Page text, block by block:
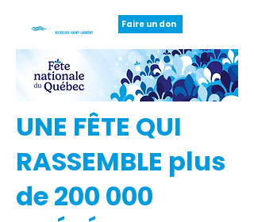
Faire un don
UNE FÊTE QUI
RASSEMBLE plus
de 200 000